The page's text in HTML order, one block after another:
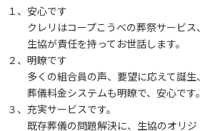
１、安心です
クレリはコープこうべの葬祭サービス、
生協が責任を持ってお世話します。
２、明瞭です
多くの組合員の声、要望に応えて誕生、
葬儀料金システムも明瞭で、安心です。
３、充実サービスです。
既存葬儀の問題解決に、生協のオリジ